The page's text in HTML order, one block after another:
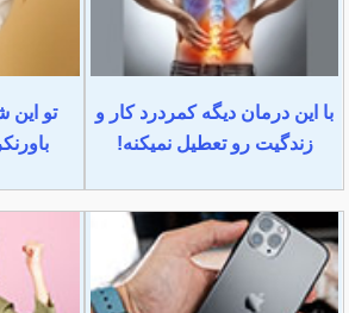
با این درمان دیگه کمردرد کار و
زندگیت رو تعطیل نمیکنه!
تو این